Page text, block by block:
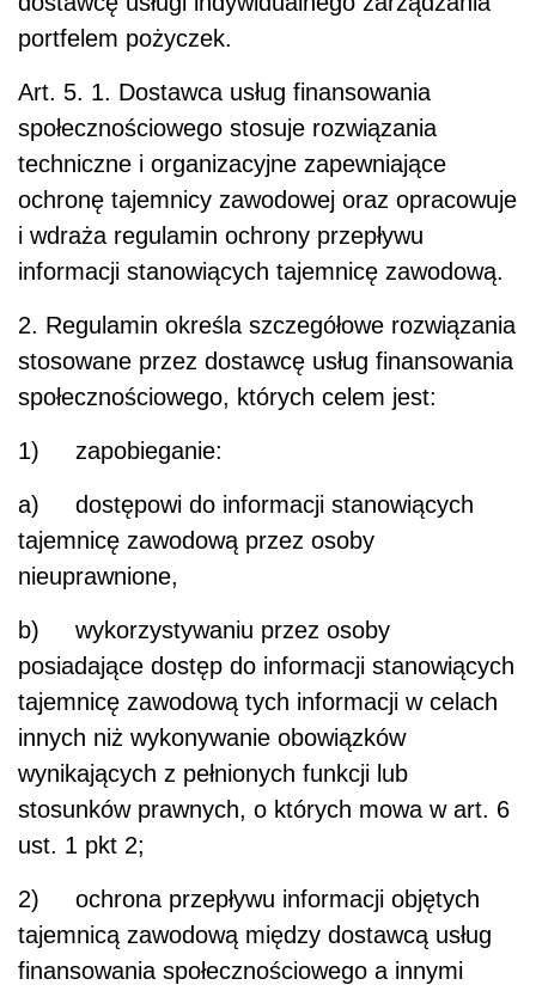
portfelem pożyczek.
Art. 5. 1. Dostawca usług finansowania
społecznościowego stosuje rozwiązania
techniczne i organizacyjne zapewniające
ochronę tajemnicy zawodowej oraz opracowuje
i wdraża regulamin ochrony przepływu
informacji stanowiących tajemnicę zawodową.
2. Regulamin określa szczegółowe rozwiązania
stosowane przez dostawcę usług finansowania
społecznościowego, których celem jest:
1) zapobieganie:
a) dostępowi do informacji stanowiących
tajemnicę zawodową przez osoby
nieuprawnione,
b) wykorzystywaniu przez osoby
posiadające dostęp do informacji stanowiących
tajemnicę zawodową tych informacji w celach
innych niż wykonywanie obowiązków
wynikających z pełnionych funkcji lub
stosunków prawnych, o których mowa w art. 6
ust. 1 pkt 2;
2) ochrona przepływu informacji objętych
tajemnicą zawodową między dostawcą usług
finansowania społecznościowego a innymi